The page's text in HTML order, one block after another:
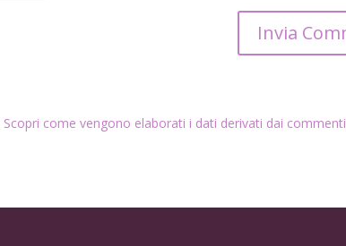
Scopri come vengono elaborati i dati derivati dai commenti